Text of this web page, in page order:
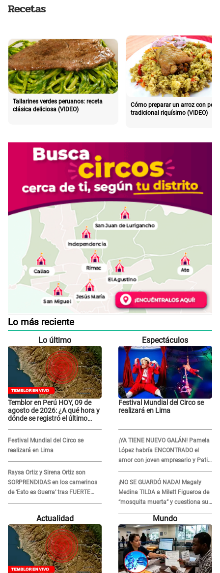
Recetas
Tallarines verdes peruanos: receta
clásica deliciosa (VIDEO)
Cómo preparar un arroz con pollo
tradicional riquísimo (VIDEO)
Lo más reciente
Lo último
Temblor en Perú HOY, 09 de
agosto de 2026: ¿A qué hora y
dónde se registró el último
Festival Mundial del Circo se
realizará en Lima
Raysa Ortiz y Sirena Ortiz son
SORPRENDIDAS en los camerinos
de ‘Esto es Guerra’ tras FUERTE
ENFRENTAMIENTO con Gabriel
Espectáculos
Festival Mundial del Circo se
realizará en Lima
¡YA TIENE NUEVO GALÁN! Pamela
López habría ENCONTRADO el
amor con joven empresario y Pati
Lorena la ECHA en VIVO
¡NO SE GUARDÓ NADA! Magaly
Medina TILDA a Milett Figueroa de
“mosquita muerta” y cuestiona su
RECONCILIACIÓN con Marcelo
Tinelli en TV argentina
Actualidad Mundo